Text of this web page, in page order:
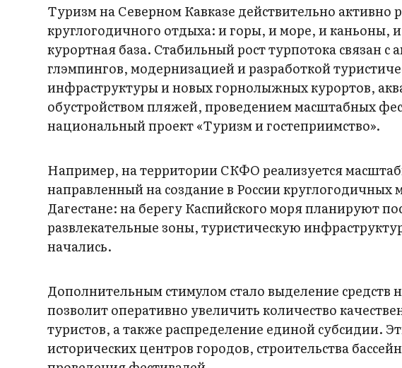
Туризм на Северном Кавказе действительно активно
круглогодичного отдыха: и горы, и море, и
курортная база. Стабильный рост турпотока связан с
глэмпингов, модернизацией и разработкой
инфраструктуры и новых горнолыжных курортов,
обустройством пляжей, проведением масштабных
национальный проект «Туризм и гостеприимство».
Например, на территории СКФО реализуется
направленный на создание в России
Дагестане: на берегу Каспийского моря планируют
развлекательные зоны, туристическую
начались.
Дополнительным стимулом стало выделение средств
позволит оперативно увеличить количество
туристов, а также распределение единой субсидии.
исторических центров городов, строительства